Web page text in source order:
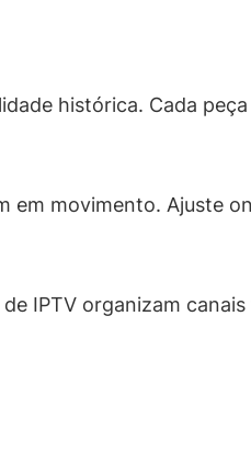
histórica. Cada
em movimento. Ajuste
IPTV organizam